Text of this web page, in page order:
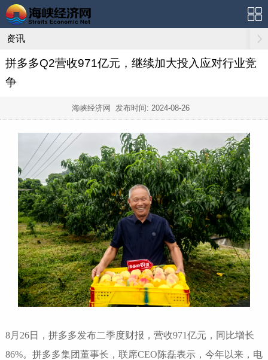
资讯
拼多多Q2营收971亿元，继续加大投入应对行业竞
争
海峡经济网 发布时间: 2024-08-26
8月26日，拼多多发布二季度财报，营收971亿元，同比增长
86%。拼多多集团董事长，联席CEO陈磊表示，今年以来，电